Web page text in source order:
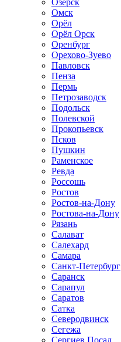
Озёрск
Омск
Орёл
Орёл Орск
Оренбург
Орехово-Зуево
Павловск
Пенза
Пермь
Петрозаводск
Подольск
Полевской
Прокопьевск
Псков
Пушкин
Раменское
Ревда
Россошь
Ростов
Ростов-на-Дону
Ростова-на-Дону
Рязань
Салават
Салехард
Самара
Санкт-Петербург
Саранск
Сарапул
Саратов
Сатка
Северодвинск
Сегежа
Сергиев Посад